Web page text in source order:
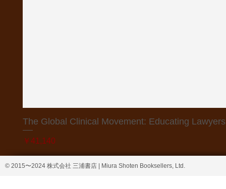
The Global Clinical Movement: Educating
価格
￥41,140
© 2015〜2024 株式会社 三浦書店 | Miura Shoten Booksellers, Ltd.